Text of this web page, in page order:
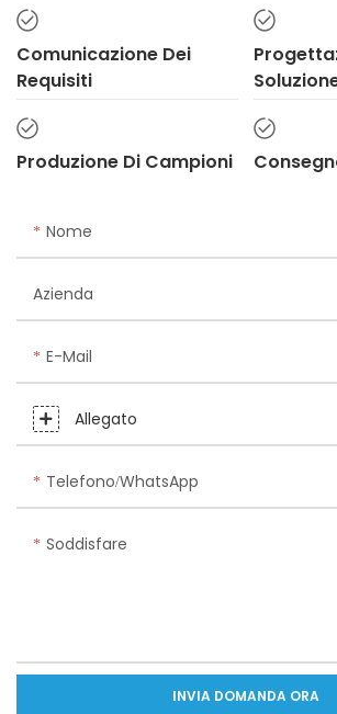
Comunicazione Dei
Requisiti
Produzione Di Campioni
Nome
Azienda
E-Mail
Allegato
Telefono/WhatsApp
Soddisfare
INVIA DOMANDA ORA